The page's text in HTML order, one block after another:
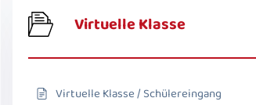
Virtuelle Klasse
Virtuelle Klasse / Schülereingang